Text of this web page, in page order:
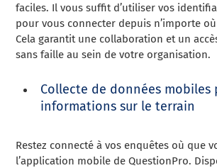
faciles. Il vous suffit d’utiliser vos
pour vous connecter depuis n’importe
Cela garantit une collaboration et un
sans faille au sein de votre organisation.
Collecte de données mobiles
informations sur le terrain
Restez connecté à vos enquêtes où que
l’application mobile de QuestionPro.